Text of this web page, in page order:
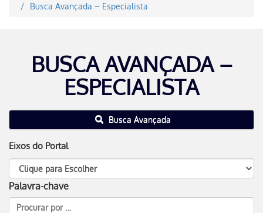
Busca Avançada – Especialista
BUSCA AVANÇADA –
ESPECIALISTA
Busca Avançada
Eixos do Portal
Palavra-chave